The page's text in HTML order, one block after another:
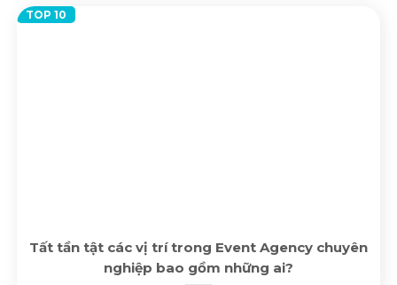
Tất tần tật các vị trí trong Event Agency chuyên
nghiệp bao gồm những ai?